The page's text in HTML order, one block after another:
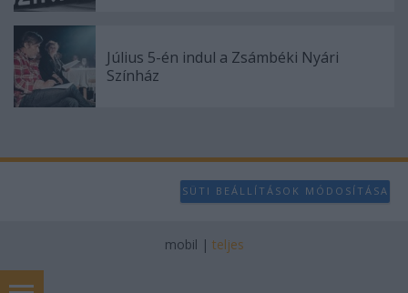
Július 5-én indul a Zsámbéki Nyári
Színház
SÜTI BEÁLLÍTÁSOK MÓDOSÍTÁSA
mobil | teljes